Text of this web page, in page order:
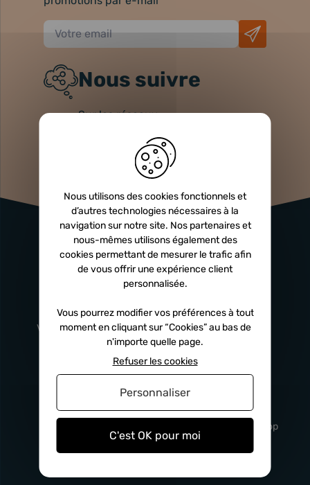
Nous suivre
Sur les réseaux
Français
Vitry-En-Artois (62)
Injecteurs2 ans
Turbos5 ans
rapide
professionnel
De 8h à 17h Non-stop
Nous utilisons des cookies fonctionnels et
d’autres technologies nécessaires à la
navigation sur notre site. Nos partenaires et
nous-mêmes utilisons également des
cookies permettant de mesurer le trafic afin
de vous offrir une expérience client
personnalisée.
Vous pourrez modifier vos préférences à tout
moment en cliquant sur “Cookies” au bas de
n'importe quelle page.
C'est OK pour moi
Refuser les cookies
Personnaliser